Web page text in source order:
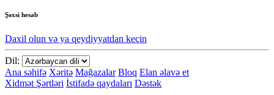
Şəxsi hesab
Daxil olun və ya qeydiyyatdan keçin
Dil:
Ana səhifə Xəritə Mağazalar Bloq Elan əlavə et
Xidmət Şərtləri İstifadə qaydaları Dəstək